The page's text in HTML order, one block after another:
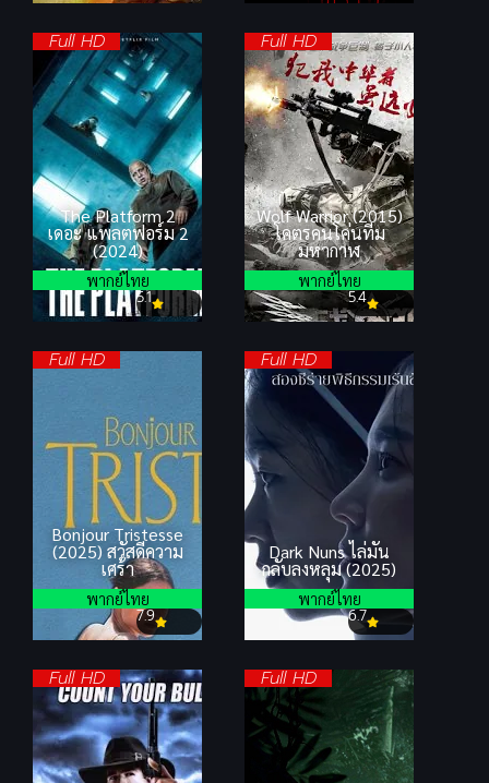
Full HD
The Platform 2
เดอะ แพลตฟอร์ม 2
(2024)
5.1
พากย์ไทย
Full HD
Wolf Warrior (2015)
โคตรคนโค่นทีม
มหากาฬ
5.4
พากย์ไทย
Full HD
Bonjour Tristesse
(2025) สวัสดีความ
เศร้า
7.9
พากย์ไทย
Full HD
Dark Nuns ไล่มัน
กลับลงหลุม (2025)
6.7
พากย์ไทย
Full HD Full HD